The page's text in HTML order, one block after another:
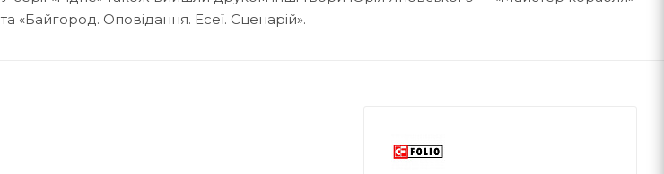
та «Байгород. Оповідання. Есеї. Сценарій».